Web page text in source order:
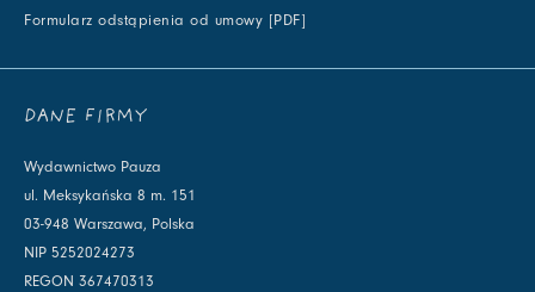
Formularz odstąpienia od umowy [PDF]
DANE FIRMY
Wydawnictwo Pauza
ul. Meksykańska 8 m. 151
03-948 Warszawa, Polska
NIP 5252024273
REGON 367470313